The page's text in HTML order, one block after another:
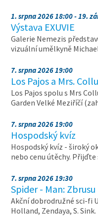
1. srpna 2026 18:00 - 19.
Výstava EXUVIE
Galerie Nemezis
vizuální umělkyně
7. srpna 2026 19:00
Los Pajos a Mrs.
Los Pajos spolu s Mrs
Garden Velké Meziříčí
7. srpna 2026 19:00
Hospodský kvíz
Hospodský kvíz - široký
nebo cenu útěchy.
7. srpna 2026 19:30
Spider - Man:
Akční dobrodružné sci-fi
Holland, Zendaya, S.